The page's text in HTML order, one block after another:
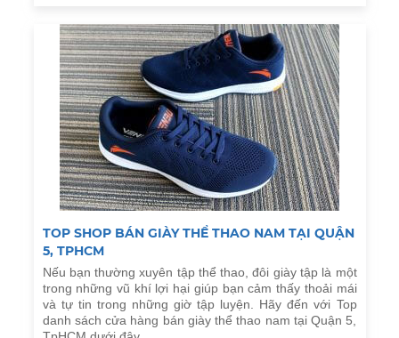
TOP SHOP BÁN GIÀY THỂ THAO NAM TẠI QUẬN
5, TPHCM
Nếu bạn thường xuyên tập thể thao, đôi giày tập là một
trong những vũ khí lợi hại giúp bạn cảm thấy thoải mái
và tự tin trong những giờ tập luyện. Hãy đến với Top
danh sách cửa hàng bán giày thể thao nam tại Quận 5,